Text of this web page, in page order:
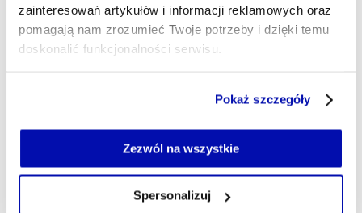
zainteresowań artykułów i informacji reklamowych oraz
pomagają nam zrozumieć Twoje potrzeby i dzięki temu
doskonalić funkcjonalności serwisu.
Jeżeli nie wyrażasz zgody na zapisywanie plików cookie,
możesz łatwo zarządzać swoimi uprawnieniami, np. we
własnej przeglądarce internetowej lub po wybraniu opcji
Pokaż szczegóły
Zezwól na wszystkie
Spersonalizuj
Karol Nawrocki chce odebrać Order
Orła Białego prezydentowi Ukrainy
Prezydent Karol Nawrocki zaproponował, by Kapituła